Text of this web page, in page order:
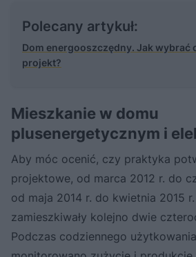
Polecany artykuł:
Dom energooszczędny. Jak wybrać
projekt?
Mieszkanie w domu
plusenergetycznym i
Aby móc ocenić, czy praktyka
projektowe, od marca 2012 r. do
od maja 2014 r. do kwietnia 2015
zamieszkiwały kolejno dwie
Podczas codziennego